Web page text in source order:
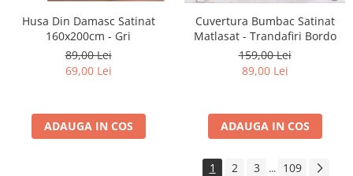
Husa Din Damasc Satinat
160x200cm - Gri
89,00 Lei
69,00 Lei
ADAUGA IN COS
Cuvertura Bumbac Satinat
Matlasat - Trandafiri Bordo
159,00 Lei
89,00 Lei
ADAUGA IN COS
1 2 3 ... 109